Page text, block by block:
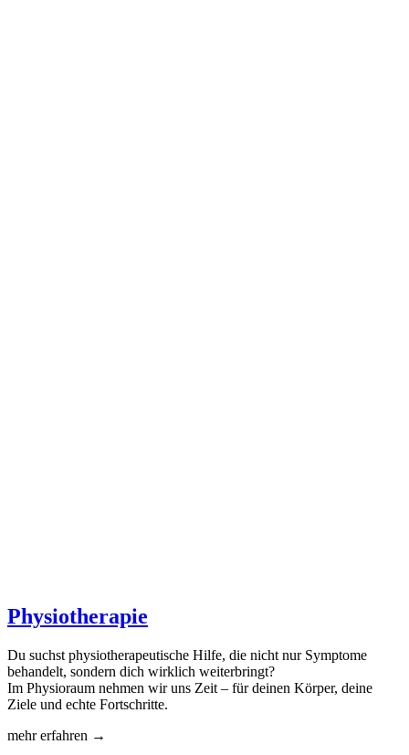
Physiotherapie
Du suchst physiotherapeutische Hilfe, die nicht nur Symptome
behandelt, sondern dich wirklich weiterbringt?
Im Physioraum nehmen wir uns Zeit – für deinen Körper, deine
Ziele und echte Fortschritte.
mehr erfahren →